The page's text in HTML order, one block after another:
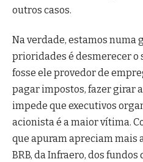
outros casos.
Na verdade, estamos numa
prioridades é desmerecer o
fosse ele provedor de
pagar impostos, fazer girar
impede que executivos
acionista é a maior vítima.
que apuram apreciam mais
BRB, da Infraero, dos